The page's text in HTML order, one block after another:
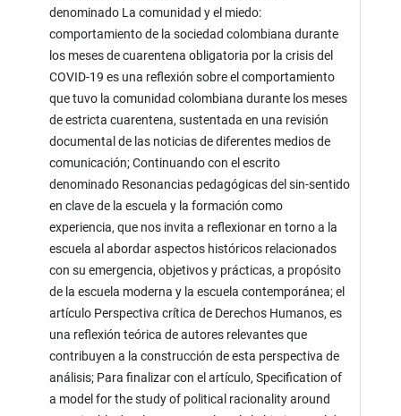
denominado La comunidad y el miedo:
comportamiento de la sociedad colombiana durante
los meses de cuarentena obligatoria por la crisis del
COVID-19 es una reflexión sobre el comportamiento
que tuvo la comunidad colombiana durante los meses
de estricta cuarentena, sustentada en una revisión
documental de las noticias de diferentes medios de
comunicación; Continuando con el escrito
denominado Resonancias pedagógicas del sin-sentido
en clave de la escuela y la formación como
experiencia, que nos invita a reflexionar en torno a la
escuela al abordar aspectos históricos relacionados
con su emergencia, objetivos y prácticas, a propósito
de la escuela moderna y la escuela contemporánea; el
artículo Perspectiva crítica de Derechos Humanos, es
una reflexión teórica de autores relevantes que
contribuyen a la construcción de esta perspectiva de
análisis; Para finalizar con el artículo, Specification of
a model for the study of political racionality around